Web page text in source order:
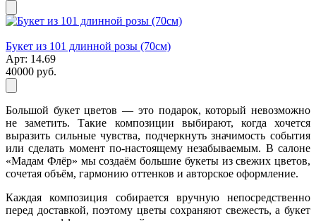
Букет из 101 длинной розы (70см)
Арт: 14.69
40000 руб.
Большой букет цветов — это подарок, который невозможно
не заметить. Такие композиции выбирают, когда хочется
выразить сильные чувства, подчеркнуть значимость события
или сделать момент по-настоящему незабываемым. В салоне
«Мадам Флёр» мы создаём большие букеты из свежих цветов,
сочетая объём, гармонию оттенков и авторское оформление.
Каждая композиция собирается вручную непосредственно
перед доставкой, поэтому цветы сохраняют свежесть, а букет